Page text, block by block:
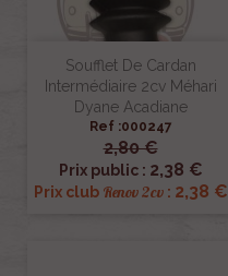
Soufflet De Cardan
Intermédiaire 2cv Méhari
Dyane Acadiane
Ref :000247
2,80 €
Prix public : 2,38 €
Prix club Renov 2cv: 2,38 €